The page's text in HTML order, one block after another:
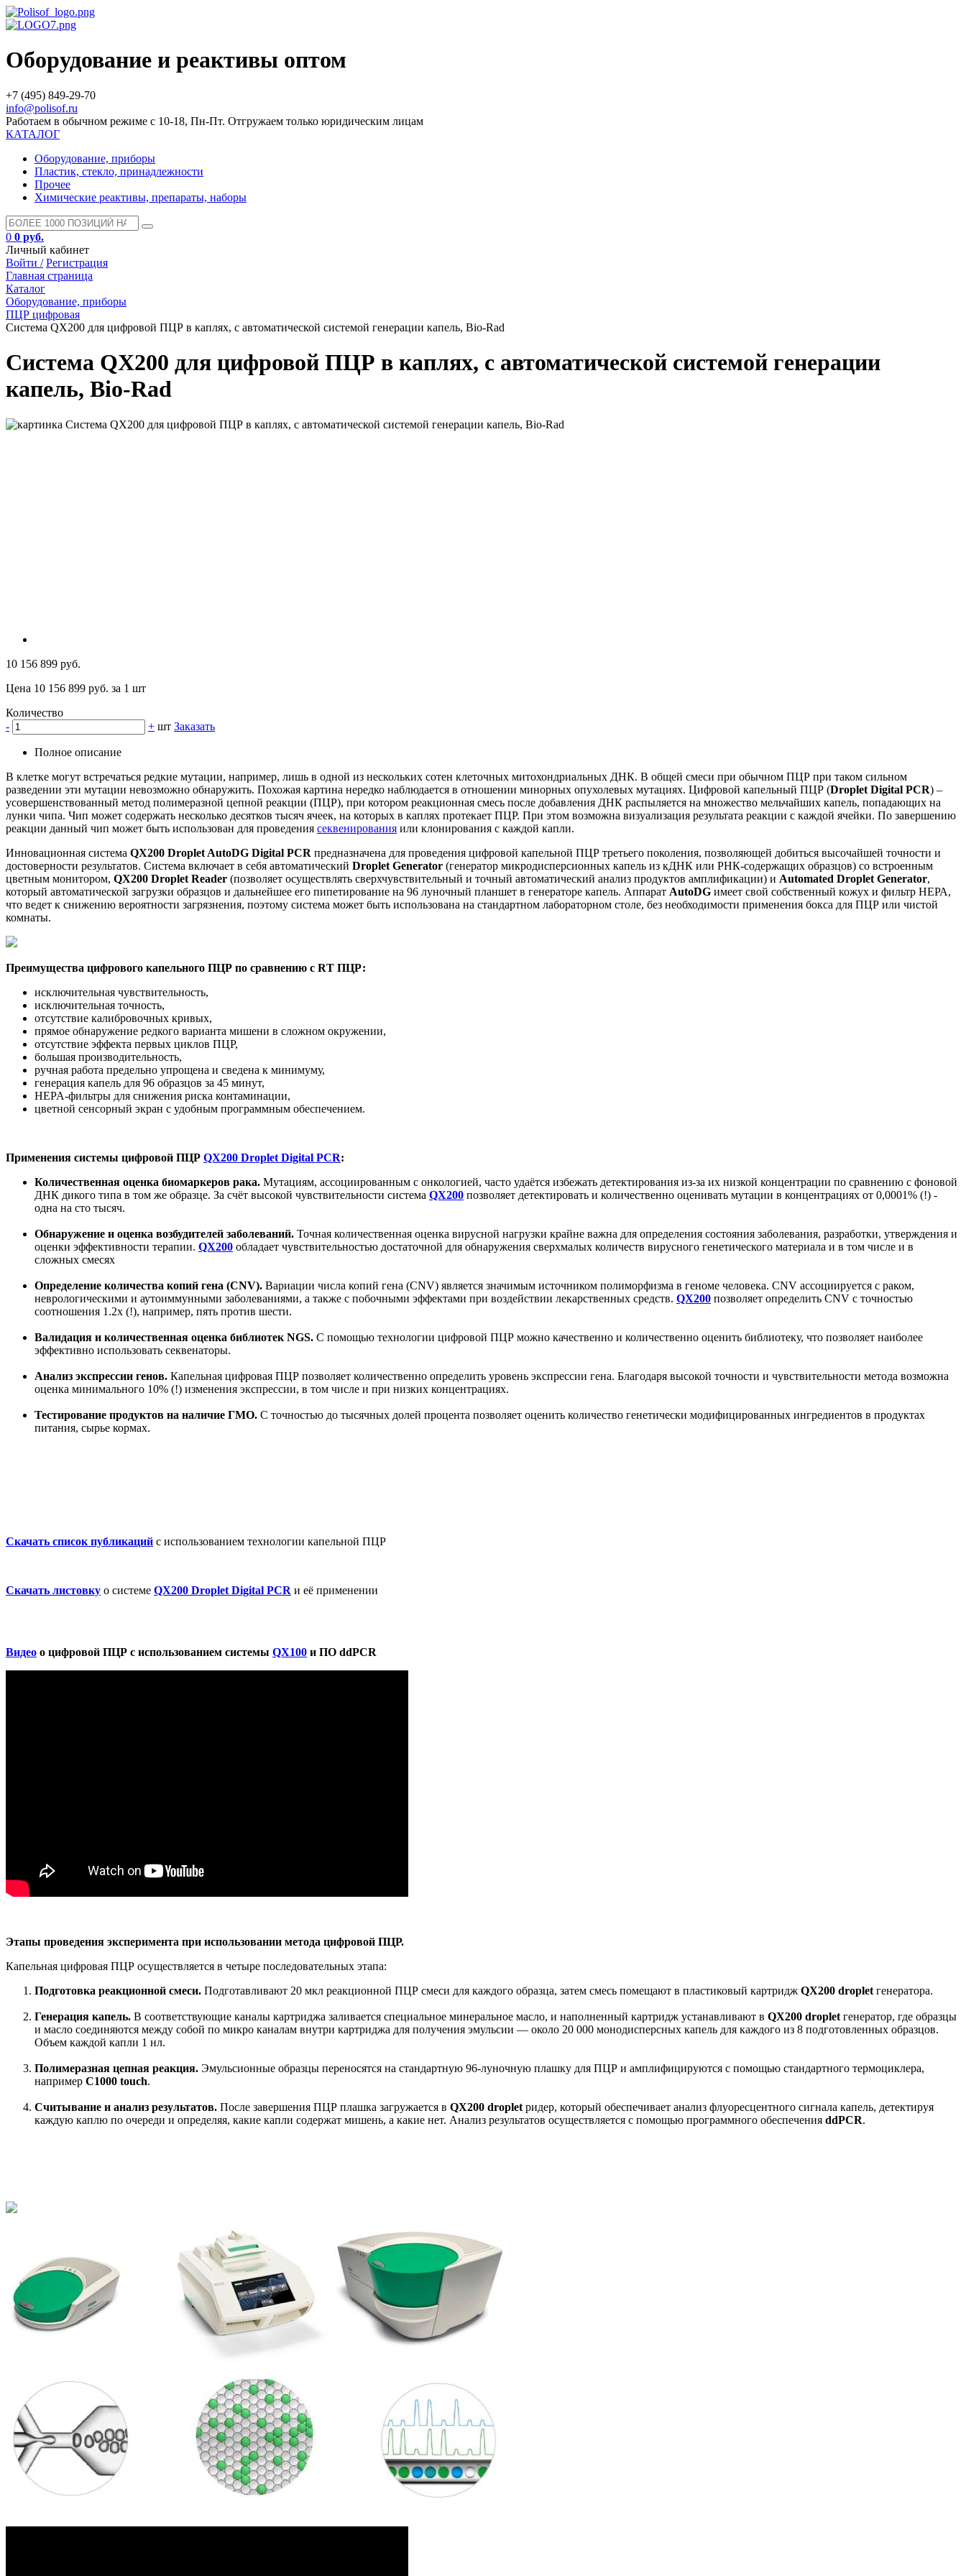
Оборудование и реактивы оптом
+7 (495) 849-29-70
info@polisof.ru
Работаем в обычном режиме с 10-18, Пн-Пт. Отгружаем только юридическим лицам
КАТАЛОГ
Оборудование, приборы
Пластик, стекло, принадлежности
Прочее
Химические реактивы, препараты, наборы
0 0 руб.
Личный кабинет
Войти / Регистрация
Главная страница
Каталог
Оборудование, приборы
ПЦР цифровая
Система QX200 для цифровой ПЦР в каплях, с автоматической системой генерации капель, Bio-Rad
Система QX200 для цифровой ПЦР в каплях, с автоматической системой генерации
капель, Bio-Rad
10 156 899 руб.
Цена 10 156 899 руб. за 1 шт
Количество
-
+ шт Заказать
Полное описание
В клетке могут встречаться редкие мутации, например, лишь в одной из нескольких сотен клеточных митохондриальных ДНК. В общей смеси при обычном ПЦР при таком сильном
разведении эти мутации невозможно обнаружить. Похожая картина нередко наблюдается в отношении минорных опухолевых мутациях. Цифровой капельный ПЦР (Droplet Digital PCR) –
усовершенствованный метод полимеразной цепной реакции (ПЦР), при котором реакционная смесь после добавления ДНК распыляется на множество мельчайших капель, попадающих на
лунки чипа. Чип может содержать несколько десятков тысяч ячеек, на которых в каплях протекает ПЦР. При этом возможна визуализация результата реакции с каждой ячейки. По завершению
реакции данный чип может быть использован для проведения секвенирования или клонирования с каждой капли.
Инновационная система QX200 Droplet AutoDG Digital PCR предназначена для проведения цифровой капельной ПЦР третьего поколения, позволяющей добиться высочайшей точности и
достоверности результатов. Система включает в себя автоматический Droplet Generator (генератор микродисперсионных капель из кДНК или РНК-содержащих образцов) со встроенным
цветным монитором, QX200 Droplet Reader (позволяет осуществлять сверхчувствительный и точный автоматический анализ продуктов амплификации) и Automated Droplet Generator,
который автоматической загрузки образцов и дальнейшее его пипетирование на 96 луночный планшет в генераторе капель. Аппарат AutoDG имеет свой собственный кожух и фильтр НЕРА,
что ведет к снижению вероятности загрязнения, поэтому система может быть использована на стандартном лабораторном столе, без необходимости применения бокса для ПЦР или чистой
комнаты.
Преимущества цифрового капельного ПЦР по сравнению с RТ ПЦР:
исключительная чувствительность,
исключительная точность,
отсутствие калибровочных кривых,
прямое обнаружение редкого варианта мишени в сложном окружении,
отсутствие эффекта первых циклов ПЦР,
большая производительность,
ручная работа предельно упрощена и сведена к минимуму,
генерация капель для 96 образцов за 45 минут,
HEPA-фильтры для снижения риска контаминации,
цветной сенсорный экран с удобным программным обеспечением.
Применения системы цифровой ПЦР QX200 Droplet Digital PCR:
Количественная оценка биомаркеров рака. Мутациям, ассоциированным с онкологией, часто удаётся избежать детектирования из-за их низкой концентрации по сравнению с фоновой
ДНК дикого типа в том же образце. За счёт высокой чувствительности система QX200 позволяет детектировать и количественно оценивать мутации в концентрациях от 0,0001% (!) -
одна на сто тысяч.
Обнаружение и оценка возбудителей заболеваний. Точная количественная оценка вирусной нагрузки крайне важна для определения состояния заболевания, разработки, утверждения и
оценки эффективности терапии. QX200 обладает чувствительностью достаточной для обнаружения сверхмалых количеств вирусного генетического материала и в том числе и в
сложных смесях
Определение количества копий гена (CNV). Вариации числа копий гена (CNV) является значимым источником полиморфизма в геноме человека. CNV ассоциируется с раком,
неврологическими и аутоиммунными заболеваниями, а также с побочными эффектами при воздействии лекарственных средств. QX200 позволяет определить CNV с точностью
соотношения 1.2х (!), например, пять против шести.
Валидация и количественная оценка библиотек NGS. С помощью технологии цифровой ПЦР можно качественно и количественно оценить библиотеку, что позволяет наиболее
эффективно использовать секвенаторы.
Анализ экспрессии генов. Капельная цифровая ПЦР позволяет количественно определить уровень экспрессии гена. Благодаря высокой точности и чувствительности метода возможна
оценка минимального 10% (!) изменения экспрессии, в том числе и при низких концентрациях.
Тестирование продуктов на наличие ГМО. С точностью до тысячных долей процента позволяет оценить количество генетически модифицированных ингредиентов в продуктах
питания, сырье кормах.
Скачать список публикаций с использованием технологии капельной ПЦР
Скачать листовку о системе QX200 Droplet Digital PCR и её применении
Видео о цифровой ПЦР c использованием системы QX100 и ПО ddPCR
Этапы проведения эксперимента при использовании метода цифровой ПЦР.
Капельная цифровая ПЦР осуществляется в четыре последовательных этапа:
Подготовка реакционной смеси. Подготавливают 20 мкл реакционной ПЦР смеси для каждого образца, затем смесь помещают в пластиковый картридж QX200 droplet генератора.
Генерация капель. В соответствующие каналы картриджа заливается специальное минеральное масло, и наполненный картридж устанавливают в QX200 droplet генератор, где образцы
и масло соединяются между собой по микро каналам внутри картриджа для получения эмульсии — около 20 000 монодисперсных капель для каждого из 8 подготовленных образцов.
Объем каждой капли 1 нл.
Полимеразная цепная реакция. Эмульсионные образцы переносятся на стандартную 96-луночную плашку для ПЦР и амплифицируются с помощью стандартного термоциклера,
например C1000 touch.
Считывание и анализ результатов. После завершения ПЦР плашка загружается в QX200 droplet ридер, который обеспечивает анализ флуоресцентного сигнала капель, детектируя
каждую каплю по очереди и определяя, какие капли содержат мишень, а какие нет. Анализ результатов осуществляется с помощью программного обеспечения ddPCR.